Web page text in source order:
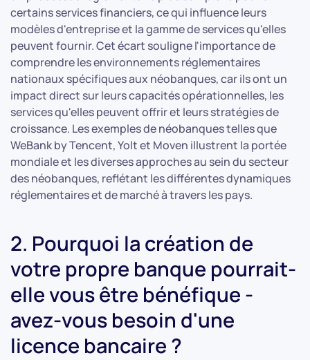
certains services financiers, ce qui influence leurs
modèles d'entreprise et la gamme de services qu'elles
peuvent fournir. Cet écart souligne l'importance de
comprendre les environnements réglementaires
nationaux spécifiques aux néobanques, car ils ont un
impact direct sur leurs capacités opérationnelles, les
services qu'elles peuvent offrir et leurs stratégies de
croissance. Les exemples de néobanques telles que
WeBank by Tencent, Yolt et Moven illustrent la portée
mondiale et les diverses approches au sein du secteur
des néobanques, reflétant les différentes dynamiques
réglementaires et de marché à travers les pays.
2. Pourquoi la création de
votre propre banque pourrait-
elle vous être bénéfique -
avez-vous besoin d'une
licence bancaire ?